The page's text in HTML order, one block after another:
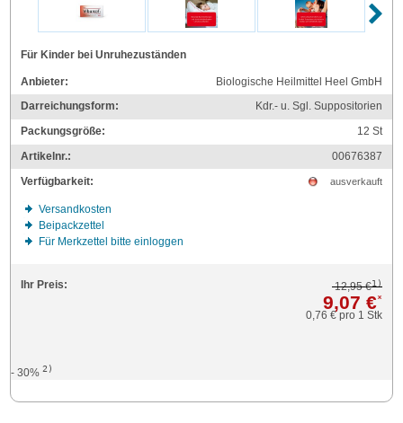
Für Kinder bei Unruhezuständen
Anbieter:
Biologische Heilmittel Heel GmbH
Darreichungsform:
Kdr.- u. Sgl. Suppositorien
Packungsgröße:
12St
Artikelnr.:
00676387
Verfügbarkeit:
ausverkauft
Versandkosten
Beipackzettel
Für Merkzettel bitte einloggen
Ihr Preis: 12,95 €1)
9,07 €*
0,76 €pro 1 Stk
- 30%2)